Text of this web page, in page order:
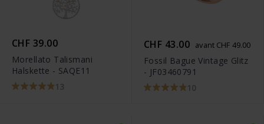
CHF 39.00
Morellato Talismani
Halskette - SAQE11
13
CHF 43.00 avant CHF 49.00
Fossil Bague Vintage Glitz
- JF03460791
10